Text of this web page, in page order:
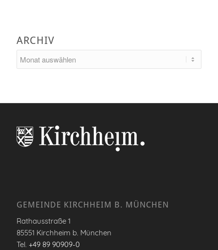
ARCHIV
GEMEINDE KIRCHHEIM B. MÜNCHEN
Rathausstraße 1
85551 Kirchheim b. München
Tel. +49 89 90909-0